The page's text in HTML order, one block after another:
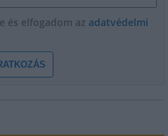
és elfogadom az adatvédelmi